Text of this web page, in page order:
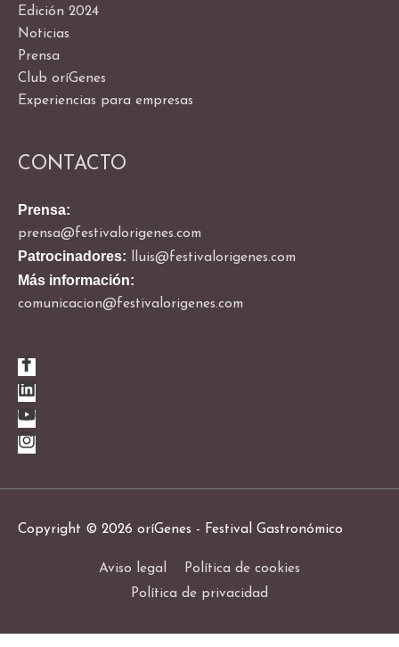
Edición 2024
Noticias
Prensa
Club oríGenes
Experiencias para empresas
CONTACTO
Prensa:
prensa@festivalorigenes.com
Patrocinadores: lluis@festivalorigenes.com
Más información:
comunicacion@festivalorigenes.com
Copyright © 2026 oríGenes - Festival Gastronómico
Aviso legal
Política de cookies
Política de privacidad